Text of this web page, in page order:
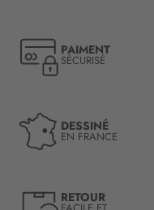
i
o
n
o
PAIMENT
SÉCURISÉ
DESSINÉ
EN FRANCE
RETOUR